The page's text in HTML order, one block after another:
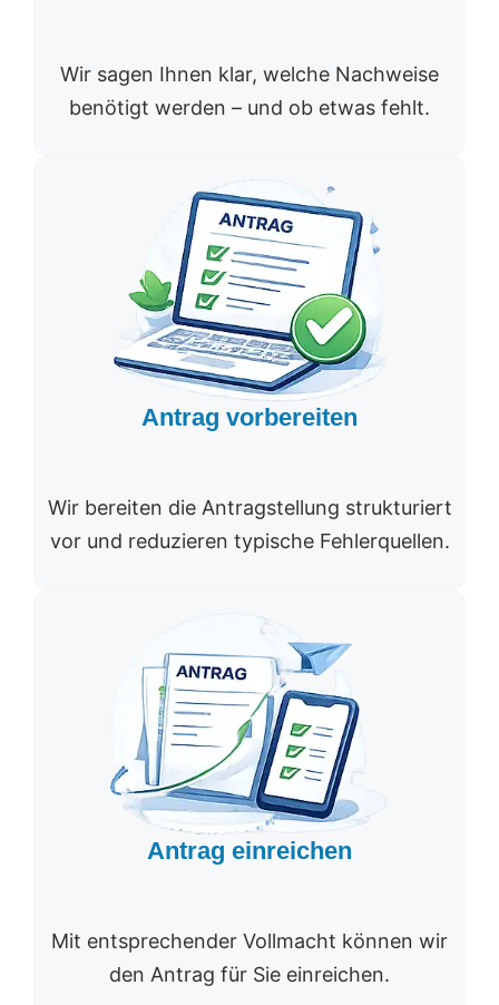
Wir sagen Ihnen klar, welche Nachweise
benötigt werden – und ob etwas fehlt.
Antrag vorbereiten
Wir bereiten die Antragstellung strukturiert
vor und reduzieren typische Fehlerquellen.
Antrag einreichen
Mit entsprechender Vollmacht können wir
den Antrag für Sie einreichen.